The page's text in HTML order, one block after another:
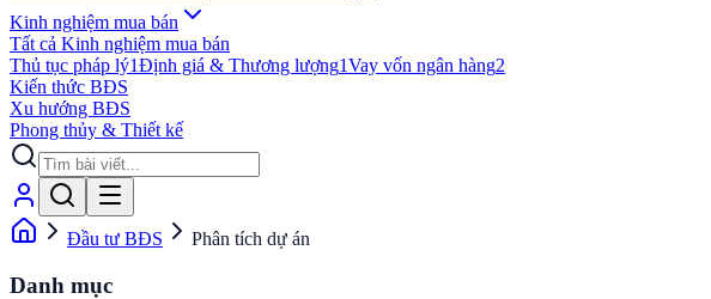
Kinh nghiệm mua bán
Tất cả Kinh nghiệm mua bán
Thủ tục pháp lý1Định giá & Thương lượng1Vay vốn ngân hàng2
Kiến thức BĐS
Xu hướng BĐS
Phong thủy & Thiết kế
Đầu tư BĐS Phân tích dự án
Danh mục